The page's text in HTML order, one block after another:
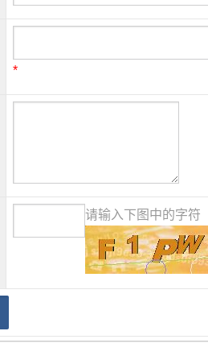
*
请输入下图中的字符